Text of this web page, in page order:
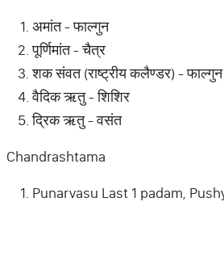
अमांत - फाल्गुन
पूर्णिमांत - चैत्र
शक संवत (राष्ट्रीय कलैण्डर) -
वैदिक ऋतु - शिशिर
द्रिक ऋतु - वसंत
Chandrashtama
Punarvasu Last 1 padam,